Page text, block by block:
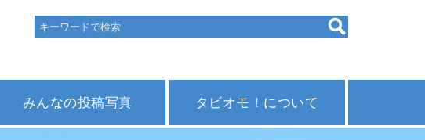
みんなの投稿写真 タビオモ！について